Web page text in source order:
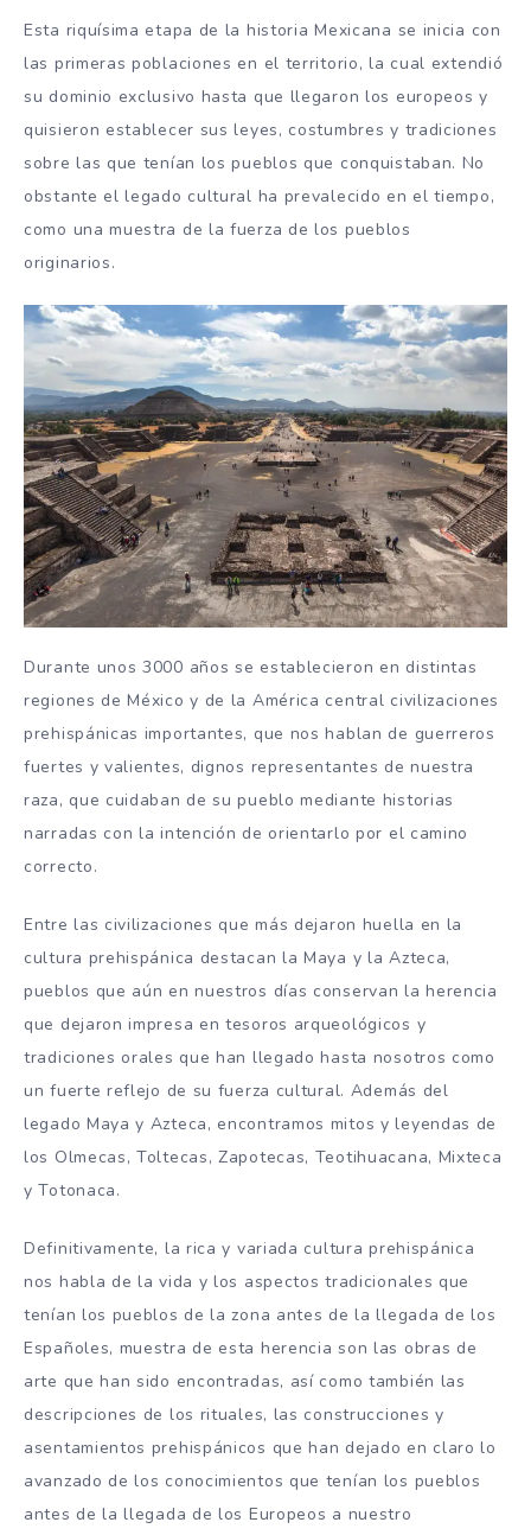
Esta riquísima etapa de la historia Mexicana se inicia con
las primeras poblaciones en el territorio, la cual extendió
su dominio exclusivo hasta que llegaron los europeos y
quisieron establecer sus leyes, costumbres y tradiciones
sobre las que tenían los pueblos que conquistaban. No
obstante el legado cultural ha prevalecido en el tiempo,
como una muestra de la fuerza de los pueblos
originarios.
Durante unos 3000 años se establecieron en distintas
regiones de México y de la América central civilizaciones
prehispánicas importantes, que nos hablan de guerreros
fuertes y valientes, dignos representantes de nuestra
raza, que cuidaban de su pueblo mediante historias
narradas con la intención de orientarlo por el camino
correcto.
Entre las civilizaciones que más dejaron huella en la
cultura prehispánica destacan la Maya y la Azteca,
pueblos que aún en nuestros días conservan la herencia
que dejaron impresa en tesoros arqueológicos y
tradiciones orales que han llegado hasta nosotros como
un fuerte reflejo de su fuerza cultural. Además del
legado Maya y Azteca, encontramos mitos y leyendas de
los Olmecas, Toltecas, Zapotecas, Teotihuacana, Mixteca
y Totonaca.
Definitivamente, la rica y variada cultura prehispánica
nos habla de la vida y los aspectos tradicionales que
tenían los pueblos de la zona antes de la llegada de los
Españoles, muestra de esta herencia son las obras de
arte que han sido encontradas, así como también las
descripciones de los rituales, las construcciones y
asentamientos prehispánicos que han dejado en claro lo
avanzado de los conocimientos que tenían los pueblos
antes de la llegada de los Europeos a nuestro